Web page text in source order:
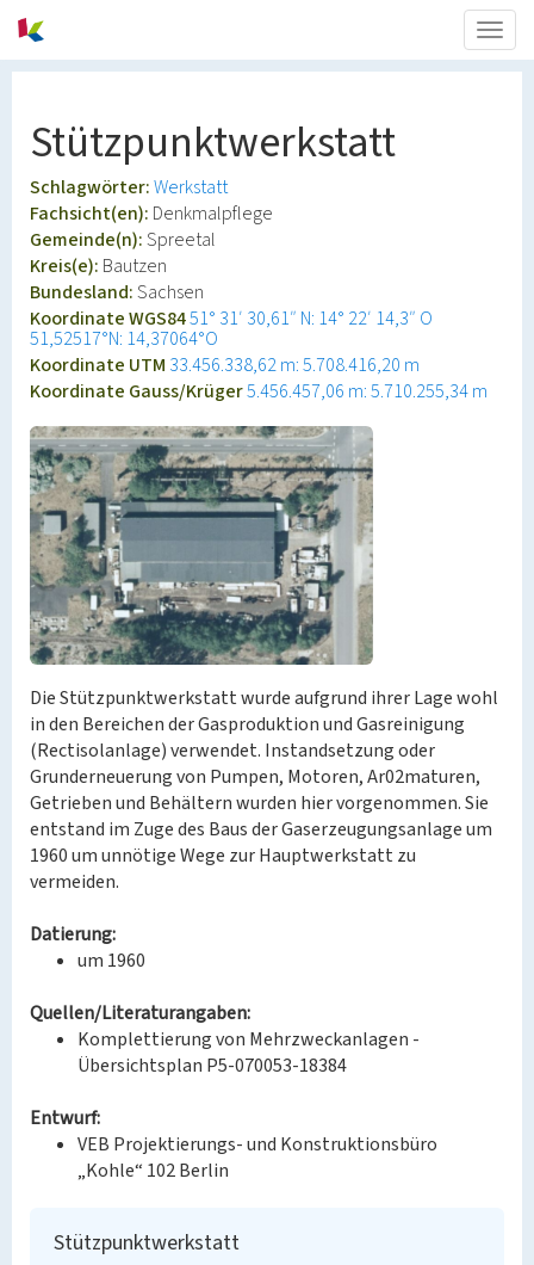
Stützpunktwerkstatt
Schlagwörter:Werkstatt
Fachsicht(en): Denkmalpflege
Gemeinde(n):Spreetal
Kreis(e): Bautzen
Bundesland:Sachsen
Koordinate WGS8451° 31′ 30,61″ N: 14° 22′ 14,3″ O
51,52517°N: 14,37064°O
Koordinate UTM 33.456.338,62 m: 5.708.416,20 m
Koordinate Gauss/Krüger5.456.457,06 m: 5.710.255,34 m
Die Stützpunktwerkstatt wurde aufgrund ihrer Lage wohl
in den Bereichen der Gasproduktion und Gasreinigung
(Rectisolanlage) verwendet. Instandsetzung oder
Grunderneuerung von Pumpen, Motoren, Ar02maturen,
Getrieben und Behältern wurden hier vorgenommen. Sie
entstand im Zuge des Baus der Gaserzeugungsanlage um
1960 um unnötige Wege zur Hauptwerkstatt zu
vermeiden.
Datierung:
um 1960
Quellen/Literaturangaben:
Komplettierung von Mehrzweckanlagen -
Übersichtsplan P5-070053-18384
Entwurf:
VEB Projektierungs- und Konstruktionsbüro
„Kohle“ 102 Berlin
Stützpunktwerkstatt